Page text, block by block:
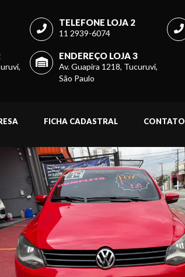
TELEFONE LOJA 2
11 2939-6074
ENDEREÇO LOJA 3
Av. Guapira 1218, Tucuruvi,
São Paulo
FICHA CADASTRAL CONTATO